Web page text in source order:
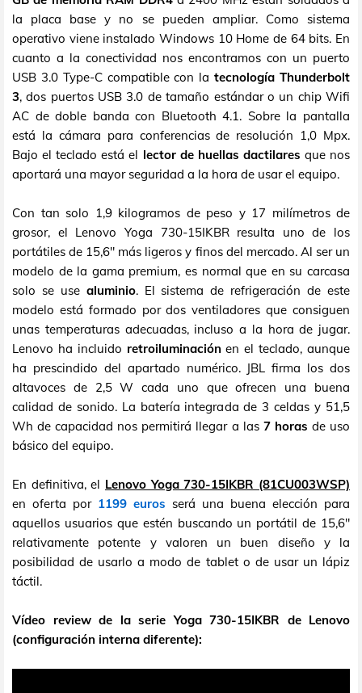
la placa base y no se pueden ampliar. Como sistema
operativo viene instalado Windows 10 Home de 64 bits. En
cuanto a la conectividad nos encontramos con un puerto
USB 3.0 Type-C compatible con latecnología Thunderbolt
3, dos puertos USB 3.0 de tamaño estándar o un chip Wifi
AC de doble banda con Bluetooth 4.1. Sobre la pantalla
está la cámara para conferencias de resolución 1,0 Mpx.
Bajo el teclado está el lector de huellas dactilares que nos
aportará una mayor seguridad a la hora de usar el equipo.
Con tan solo 1,9 kilogramos de peso y 17 milímetros de
grosor, el Lenovo Yoga 730-15IKBR resulta uno de los
portátiles de 15,6" más ligeros y finos del mercado. Al ser un
modelo de la gama premium, es normal que en su carcasa
solo se use aluminio. El sistema de refrigeración de este
modelo está formado por dos ventiladores que consiguen
unas temperaturas adecuadas, incluso a la hora de jugar.
Lenovo ha incluido retroiluminación en el teclado, aunque
ha prescindido del apartado numérico. JBL firma los dos
altavoces de 2,5 W cada uno que ofrecen una buena
calidad de sonido. La batería integrada de 3 celdas y 51,5
Wh de capacidad nos permitirá llegar a las 7 horas de uso
básico del equipo.
En definitiva, el Lenovo Yoga 730-15IKBR (81CU003WSP)
en oferta por 1199 euros será una buena elección para
aquellos usuarios que estén buscando un portátil de 15,6"
relativamente potente y valoren un buen diseño y la
posibilidad de usarlo a modo de tablet o de usar un lápiz
táctil.
Vídeo review de la serie Yoga 730-15IKBR de Lenovo
(configuración interna diferente):